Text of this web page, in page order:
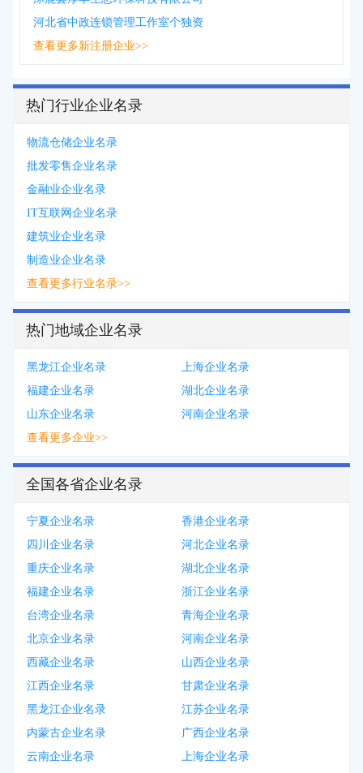
河北省中政连锁管理工作室个独资
查看更多新注册企业>>
热门行业企业名录
物流仓储企业名录
批发零售企业名录
金融业企业名录
IT互联网企业名录
建筑业企业名录
制造业企业名录
查看更多行业名录>>
热门地域企业名录
黑龙江企业名录
上海企业名录
福建企业名录
湖北企业名录
山东企业名录
河南企业名录
查看更多企业>>
全国各省企业名录
宁夏企业名录
香港企业名录
四川企业名录
河北企业名录
重庆企业名录
湖北企业名录
福建企业名录
浙江企业名录
台湾企业名录
青海企业名录
北京企业名录
河南企业名录
西藏企业名录
山西企业名录
江西企业名录
甘肃企业名录
黑龙江企业名录
江苏企业名录
内蒙古企业名录
广西企业名录
云南企业名录
上海企业名录